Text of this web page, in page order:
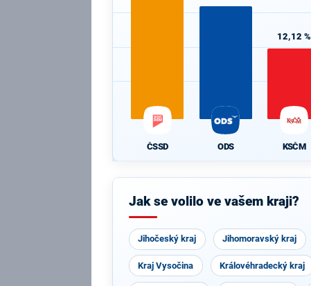
ČSSD ODS
12,12 %
KSČM
Jak se volilo ve vašem kraji?
Jihočeský kraj Jihomoravský kraj
Kraj Vysočina Královéhradecký kraj